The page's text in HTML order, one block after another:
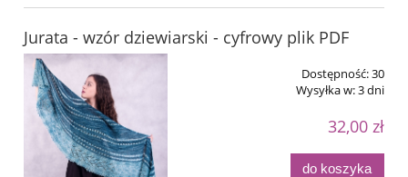
Jurata - wzór dziewiarski - cyfrowy plik PDF
Dostępność:30
Wysyłka w:3 dni
32,00 zł
do koszyka